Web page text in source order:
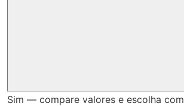
Sim — compare valores e escolha